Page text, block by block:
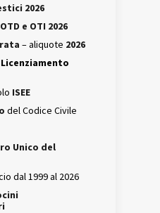
2026
OTD e OTI 2026
– aliquote 2026
ISEE
del Codice Civile
Unico del
dal 1999 al 2026